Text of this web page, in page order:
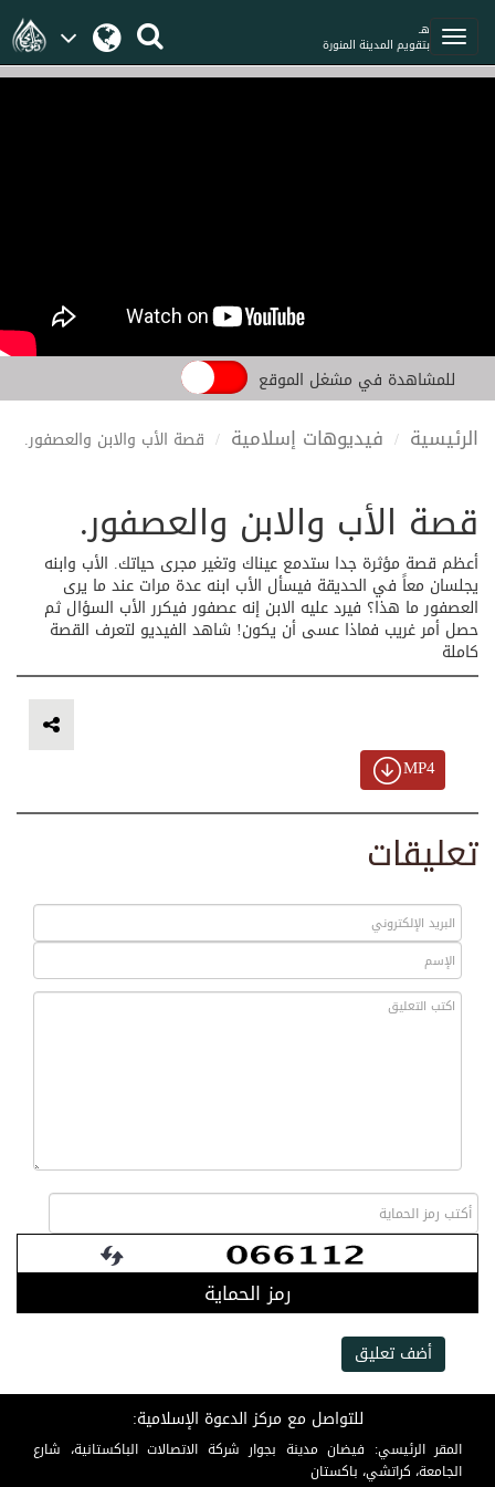
هـ
بتقويم المدينة المنورة
للمشاهدة في مشغل الموقع
الرئيسية فيديوهات إسلامية قصة الأب والابن والعصفور.
قصة الأب والابن والعصفور.
أعظم قصة مؤثرة جدا ستدمع عيناك وتغير مجرى حياتك. الأب وابنه
يجلسان معاً في الحديقة فيسأل الأب ابنه عدة مرات عند ما يرى
العصفور ما هذا؟ فيرد عليه الابن إنه عصفور فيكرر الأب السؤال ثم
حصل أمر غريب فماذا عسى أن يكون! شاهد الفيديو لتعرف القصة
كاملة
MP4
تعليقات
رمز الحماية
أضف تعليق
للتواصل مع مركز الدعوة الإسلامية:
المقر الرئيسي: فيضان مدينة بجوار شركة الاتصالات الباكستانية، شارع
الجامعة، كراتشي، باكستان